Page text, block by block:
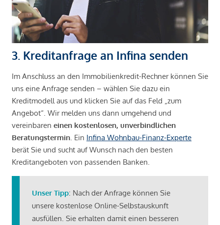
3. Kreditanfrage an Infina senden
Im Anschluss an den Immobilienkredit-Rechner können Sie
uns eine Anfrage senden – wählen Sie dazu ein
Kreditmodell aus und klicken Sie auf das Feld „zum
Angebot“. Wir melden uns dann umgehend und
vereinbaren einen kostenlosen, unverbindlichen
Beratungstermin . Ein Infina Wohnbau-Finanz-Experte
berät Sie und sucht auf Wunsch nach den besten
Kreditangeboten von passenden Banken.
Unser Tipp: Nach der Anfrage können Sie
unsere kostenlose Online-Selbstauskunft
ausfüllen. Sie erhalten damit einen besseren